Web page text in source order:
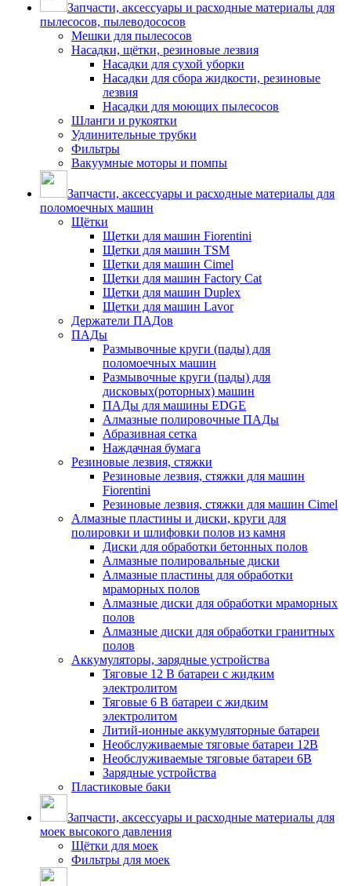
Запчасти, аксессуары и расходные материалы для
пылесосов, пылеводососов
Мешки для пылесосов
Насадки, щётки, резиновые лезвия
Насадки для сухой уборки
Насадки для сбора жидкости, резиновые
лезвия
Насадки для моющих пылесосов
Шланги и рукоятки
Удлинительные трубки
Фильтры
Вакуумные моторы и помпы
Запчасти, аксессуары и расходные материалы для
поломоечных машин
Щётки
Щетки для машин Fiorentini
Щетки для машин TSM
Щетки для машин Cimel
Щетки для машин Factory Cat
Щетки для машин Duplex
Щетки для машин Lavor
Держатели ПАДов
ПАДы
Размывочные круги (пады) для
поломоечных машин
Размывочные круги (пады) для
дисковых(роторных) машин
ПАДы для машины EDGE
Алмазные полировочные ПАДы
Абразивная сетка
Наждачная бумага
Резиновые лезвия, стяжки
Резиновые лезвия, стяжки для машин
Fiorentini
Резиновые лезвия, стяжки для машин Cimel
Алмазные пластины и диски, круги для
полировки и шлифовки полов из камня
Диски для обработки бетонных полов
Алмазные полировальные диски
Алмазные пластины для обработки
мраморных полов
Алмазные диски для обработки мраморных
полов
Алмазные диски для обработки гранитных
полов
Аккумуляторы, зарядные устройства
Тяговые 12 В батареи с жидким
электролитом
Тяговые 6 В батареи с жидким
электролитом
Литий-ионные аккумуляторные батареи
Необслуживаемые тяговые батареи 12В
Необслуживаемые тяговые батареи 6В
Зарядные устройства
Пластиковые баки
Запчасти, аксессуары и расходные материалы для
моек высокого давления
Щётки для моек
Фильтры для моек